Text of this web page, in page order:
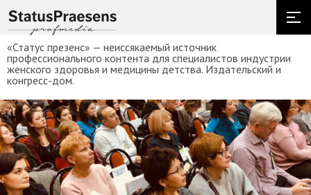
«Статус презенс» — неиссякаемый источник
профессионального контента для специалистов индустрии
женского здоровья и медицины детства. Издательский и
конгресс-дом.